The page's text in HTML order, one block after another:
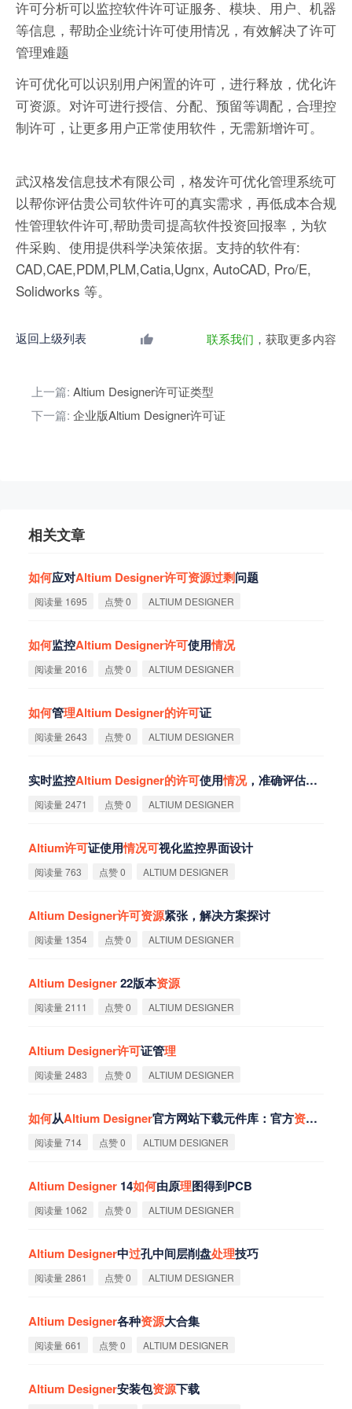
许可分析可以监控软件许可证服务、模块、用户、机器
等信息，帮助企业统计许可使用情况，有效解决了许可
管理难题
许可优化可以识别用户闲置的许可，进行释放，优化许
可资源。对许可进行授信、分配、预留等调配，合理控
制许可，让更多用户正常使用软件，无需新增许可。
武汉格发信息技术有限公司，格发许可优化管理系统可
以帮你评估贵公司软件许可的真实需求，再低成本合规
性管理软件许可,帮助贵司提高软件投资回报率，为软
件采购、使用提供科学决策依据。支持的软件有:
CAD,CAE,PDM,PLM,Catia,Ugnx, AutoCAD, Pro/E,
Solidworks 等。
返回上级列表 联系我们 ，获取更多内容
上一篇: Altium Designer许可证类型
下一篇: 企业版Altium Designer许可证
相关文章
如何应对Altium Designer许可资源过剩问题
阅读量 1695 点赞 0 ALTIUM DESIGNER
如何监控Altium Designer许可使用情况
阅读量 2016 点赞 0 ALTIUM DESIGNER
如何管理Altium Designer的许可证
阅读量 2643 点赞 0 ALTIUM DESIGNER
实时监控Altium Designer的许可使用情况，准确评估真实需求
阅读量 2471 点赞 0 ALTIUM DESIGNER
Altium许可证使用情况可视化监控界面设计
阅读量 763 点赞 0 ALTIUM DESIGNER
Altium Designer许可资源紧张，解决方案探讨
阅读量 1354 点赞 0 ALTIUM DESIGNER
Altium Designer22版本资源
阅读量 2111 点赞 0 ALTIUM DESIGNER
Altium Designer许可证管理
阅读量 2483 点赞 0 ALTIUM DESIGNER
如何从Altium Designer官方网站下载元件库：官方资源
阅读量 714 点赞 0 ALTIUM DESIGNER
Altium Designer 14如何由原理图得到PCB
阅读量 1062 点赞 0 ALTIUM DESIGNER
Altium Designer中过孔中间层削盘处理技巧
阅读量 2861 点赞 0 ALTIUM DESIGNER
Altium Designer各种资源大合集
阅读量 661 点赞 0 ALTIUM DESIGNER
Altium Designer安装包资源下载